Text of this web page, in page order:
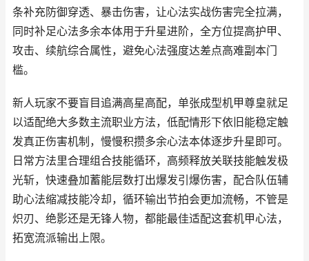
条补充防御穿透、暴击伤害，让心法实战伤害完全拉满，
同时补足心法多余本体用于升星进阶，全方位提高护甲、
攻击、续航综合属性，避免心法强度达差点高难副本门
槛。
新人玩家不要盲目追满高星高配，单张成型机甲尊皇就足
以适配绝大多数主流职业方法，低配情形下依旧能稳定触
发真正伤害机制，慢慢积攒多余心法本体逐步升星即可。
日常方法里合理组合技能循环，高频释放关联技能触发极
光斩，快速叠加蓄能层数打出爆发引爆伤害，配合队伍辅
助心法缩减技能冷却，循环输出节拍会更加流畅，不管是
炽刃、绝影还是无锋人物，都能最佳适配这套机甲心法，
拓宽流派输出上限。